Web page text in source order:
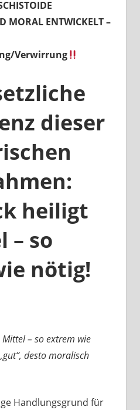
MORAL ENTWICKELT –
Verwirrung
dieser
heiligt
– so
nötig!
– so extrem wie
desto moralisch
Handlungsgrund für